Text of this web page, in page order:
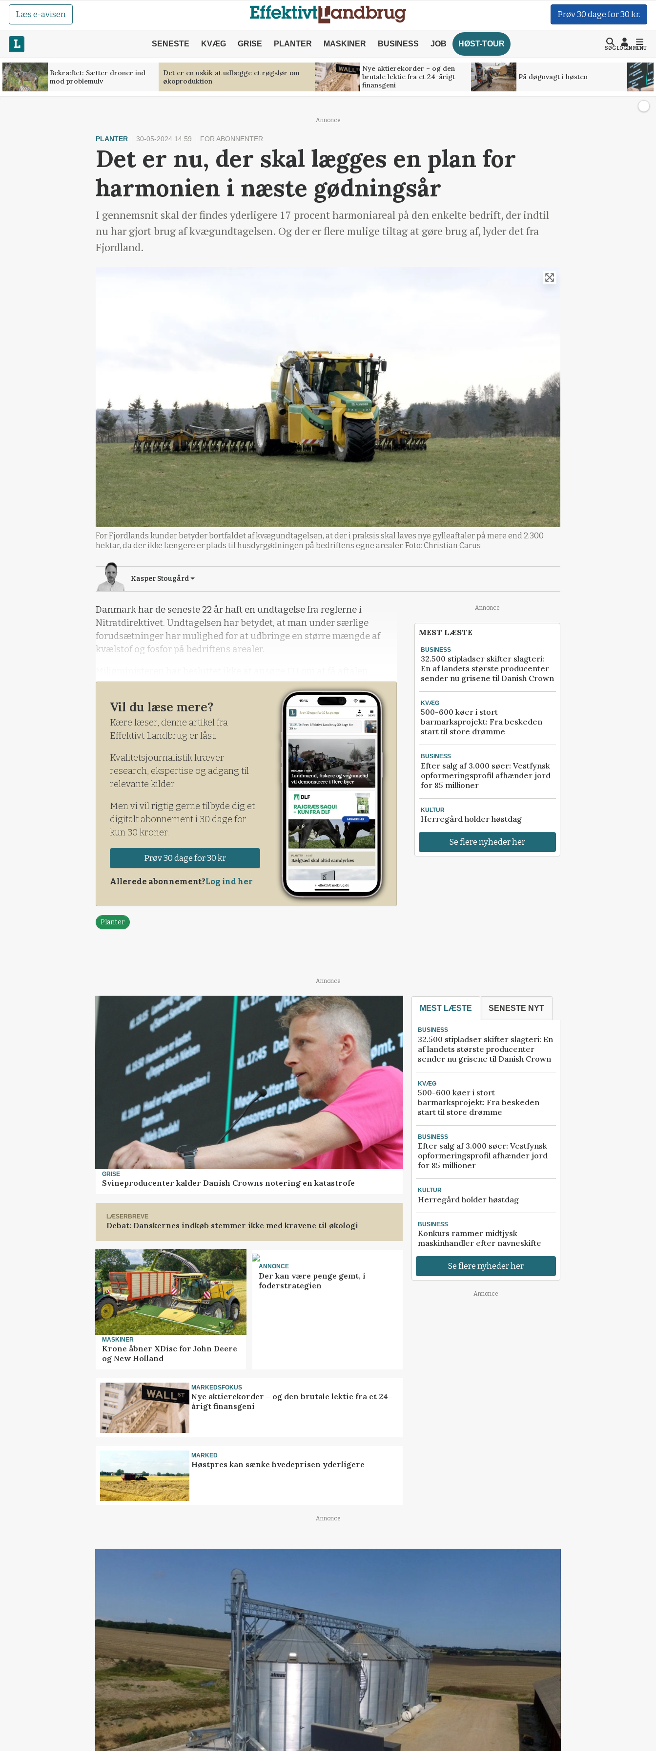
Læs e-avisen Prøv 30 dage for 30 kr.
SENESTE KVÆG GRISE PLANTER MASKINER BUSINESS JOB HØST-TOUR
SØGLOGINMENU
Bekræftet: Sætter droner ind
mod problemulv
Det er en uskik at udlægge et røgslør om
økoproduktion
Nye aktierekorder – og den
brutale lektie fra et 24-årigt
finansgeni
På døgnvagt i høsten
Annonce
PLANTER 30-05-2024 14:59 FOR ABONNENTER
Det er nu, der skal lægges en plan for
harmonien i næste gødningsår
I gennemsnit skal der findes yderligere 17 procent harmoniareal på den enkelte bedrift, der indtil
nu har gjort brug af kvægundtagelsen. Og der er flere mulige tiltag at gøre brug af, lyder det fra
Fjordland.
For Fjordlands kunder betyder bortfaldet af kvægundtagelsen, at der i praksis skal laves nye gylleaftaler på mere end 2.300
hektar, da der ikke længere er plads til husdyrgødningen på bedriftens egne arealer. Foto: Christian Carus
Kasper Stougård
Danmark har de seneste 22 år haft en undtagelse fra reglerne i
Nitratdirektivet. Undtagelsen har betydet, at man under særlige
forudsætninger har mulighed for at udbringe en større mængde af
kvælstof og fosfor på bedriftens arealer.
forlænget ud over den periode, som slutter 31. juli i år. Det betyder
også, at det ikke er muligt at lave en overgangsordning.
Vil du læse mere?
Kære læser, denne artikel fra
Effektivt Landbrug er låst.
Kvalitetsjournalistik kræver
research, ekspertise og adgang til
relevante kilder.
Men vi vil rigtig gerne tilbyde dig et
digitalt abonnement i 30 dage for
kun 30 kroner.
Prøv 30 dage for 30 kr
Allerede abonnement?Log ind her
Planter
Annonce
MEST LÆSTE
BUSINESS
32.500 stipladser skifter slagteri:
En af landets største producenter
sender nu grisene til Danish Crown
KVÆG
500-600 køer i stort
barmarksprojekt: Fra beskeden
start til store drømme
BUSINESS
Efter salg af 3.000 søer: Vestfynsk
opformeringsprofil afhænder jord
for 85 millioner
KULTUR
Herregård holder høstdag
Se flere nyheder her
Annonce
GRISE
Svineproducenter kalder Danish Crowns notering en katastrofe
LÆSERBREVE
Debat: Danskernes indkøb stemmer ikke med kravene til økologi
MASKINER
Krone åbner XDisc for John Deere
og New Holland
ANNONCE
Der kan være penge gemt, i
foderstrategien
MARKEDSFOKUS
Nye aktierekorder – og den brutale lektie fra et 24-
årigt finansgeni
MARKED
Høstpres kan sænke hvedeprisen yderligere
MEST LÆSTE SENESTE NYT
BUSINESS
32.500 stipladser skifter slagteri: En
af landets største producenter
sender nu grisene til Danish Crown
KVÆG
500-600 køer i stort
barmarksprojekt: Fra beskeden
start til store drømme
BUSINESS
Efter salg af 3.000 søer: Vestfynsk
opformeringsprofil afhænder jord
for 85 millioner
KULTUR
Herregård holder høstdag
BUSINESS
Konkurs rammer midtjysk
maskinhandler efter navneskifte
Se flere nyheder her
Annonce
Annonce